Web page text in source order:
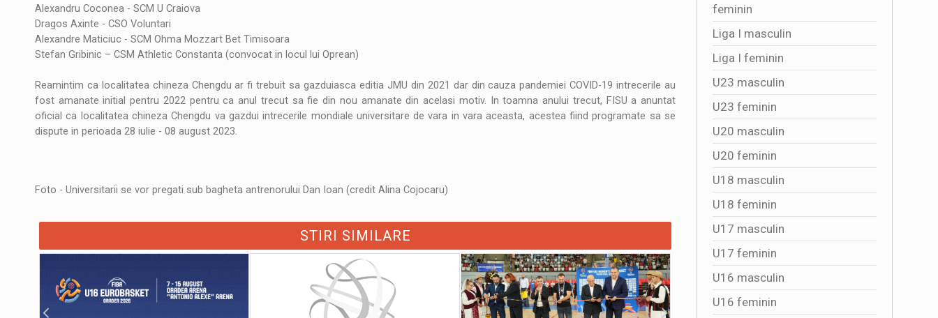
Alexandru Coconea - SCM U Craiova
Dragos Axinte - CSO Voluntari
Alexandre Maticiuc - SCM Ohma Mozzart Bet Timisoara
Stefan Gribinic – CSM Athletic Constanta (convocat in locul lui Oprean)
Reamintim ca localitatea chineza Chengdu ar fi trebuit sa gazduiasca editia JMU din 2021 dar din cauza pandemiei COVID-19 intrecerile au
fost amanate initial pentru 2022 pentru ca anul trecut sa fie din nou amanate din acelasi motiv. In toamna anului trecut, FISU a anuntat
oficial ca localitatea chineza Chengdu va gazdui intrecerile mondiale universitare de vara in vara aceasta, acestea fiind programate sa se
dispute in perioada 28 iulie - 08 august 2023.
Foto - Universitarii se vor pregati sub bagheta antrenorului Dan Ioan (credit Alina Cojocaru)
STIRI SIMILARE
feminin
Liga I masculin
Liga I feminin
U23 masculin
U23 feminin
U20 masculin
U20 feminin
U18 masculin
U18 feminin
U17 masculin
U17 feminin
U16 masculin
U16 feminin